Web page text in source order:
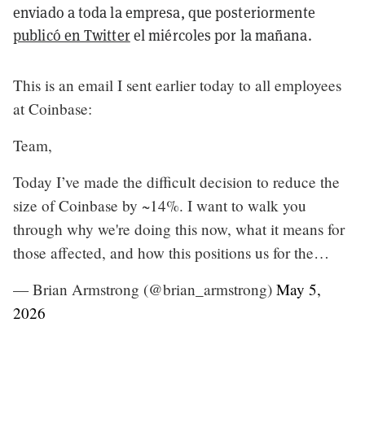
enviado a toda la empresa, que posteriormente
publicó en Twitterel miércoles por la mañana.
This is an email I sent earlier today to all employees
at Coinbase:
Team,
Today I’ve made the difficult decision to reduce the
size of Coinbase by ~14%. I want to walk you
through why we're doing this now, what it means for
those affected, and how this positions us for the…
— Brian Armstrong (@brian_armstrong) May 5,
2026